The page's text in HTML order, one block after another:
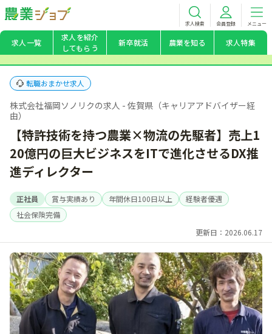
求人検索 会員登録 メニュー
求人一覧
求人を紹介
してもらう
新卒就活 農業を知る 求人特集
転職おまかせ求人
株式会社福岡ソノリクの求人 - 佐賀県（キャリアアドバイザー経
由）
【特許技術を持つ農業×物流の先駆者】売上1
20億円の巨大ビジネスをITで進化させるDX推
進ディレクター
正社員 賞与実績あり 年間休日100日以上
経験者優遇
社会保険完備
更新日：2026.06.17